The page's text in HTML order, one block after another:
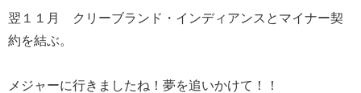
翌１１月 クリーブランド・インディアンスとマイナー契
約を結ぶ。
メジャーに行きましたね！夢を追いかけて！！